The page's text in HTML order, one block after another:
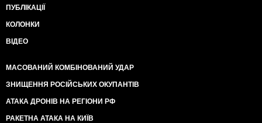
ПУБЛІКАЦІЇ
КОЛОНКИ
ВІДЕО
МАСОВАНИЙ КОМБІНОВАНИЙ УДАР
ЗНИЩЕННЯ РОСІЙСЬКИХ ОКУПАНТІВ
АТАКА ДРОНІВ НА РЕГІОНИ РФ
РАКЕТНА АТАКА НА КИЇВ